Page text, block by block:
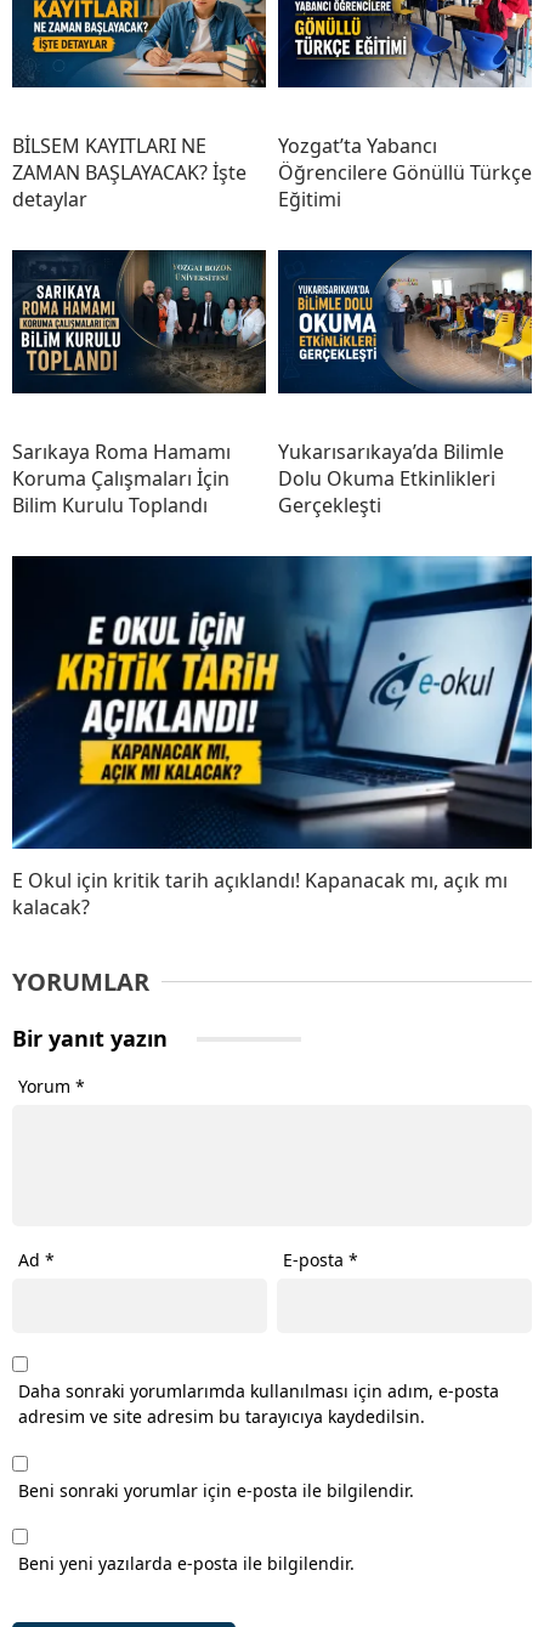
BİLSEM KAYITLARI NE
ZAMAN BAŞLAYACAK? İşte
detaylar
Yozgat’ta Yabancı
Öğrencilere Gönüllü Türkçe
Eğitimi
Sarıkaya Roma Hamamı
Koruma Çalışmaları İçin
Bilim Kurulu Toplandı
Yukarısarıkaya’da Bilimle
Dolu Okuma Etkinlikleri
Gerçekleşti
E Okul için kritik tarih açıklandı! Kapanacak mı, açık mı
kalacak?
YORUMLAR
Bir yanıt yazın
Yorum *
Ad * E-posta*
Daha sonraki yorumlarımda kullanılması için adım, e-posta
adresim ve site adresim bu tarayıcıya kaydedilsin.
Beni sonraki yorumlar için e-posta ile bilgilendir.
Beni yeni yazılarda e-posta ile bilgilendir.